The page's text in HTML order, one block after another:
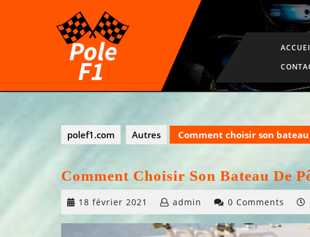
polef1.com Autres Comment choisir son bateau
Comment Choisir Son Bateau De
18 février 2021
février
2021
admin 0 Comments